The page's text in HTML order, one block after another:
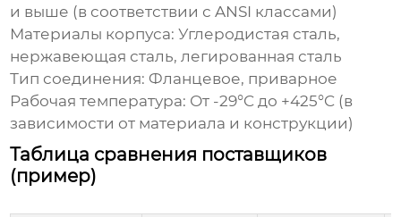
и выше (в соответствии с ANSI классами)
Материалы корпуса: Углеродистая сталь,
нержавеющая сталь, легированная сталь
Тип соединения: Фланцевое, приварное
Рабочая температура: От -29°C до +425°C (в
зависимости от материала и конструкции)
Таблица сравнения поставщиков
(пример)